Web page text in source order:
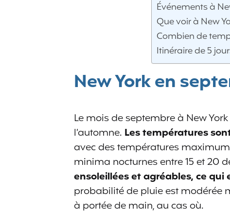
Événements à
Que voir à New
Combien de
Itinéraire de 5
New York en
Le mois de septembre à New
l’automne. Les températures
avec des températures
minima nocturnes entre 15 et 20
ensoleillées et agréables, ce
probabilité de pluie est modérée
à portée de main, au cas où.